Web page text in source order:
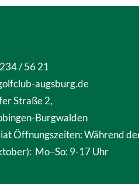
/ 56 21
augsburg.de
Straße 2,
Burgwalden
Öffnungszeiten: Während
Mo–So: 9-17 Uhr